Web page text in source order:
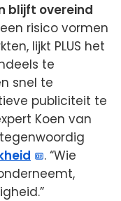
blijft overeind
risico vormen
lijkt PLUS het
te
snel te
publiciteit te
Koen van
. “Wie